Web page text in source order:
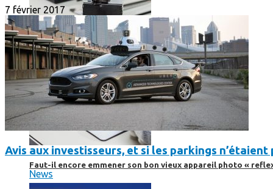
Faut-il encore emmener son bon vieux appareil photo «
7 février 2017
Avis aux investisseurs, et si les parkings
News